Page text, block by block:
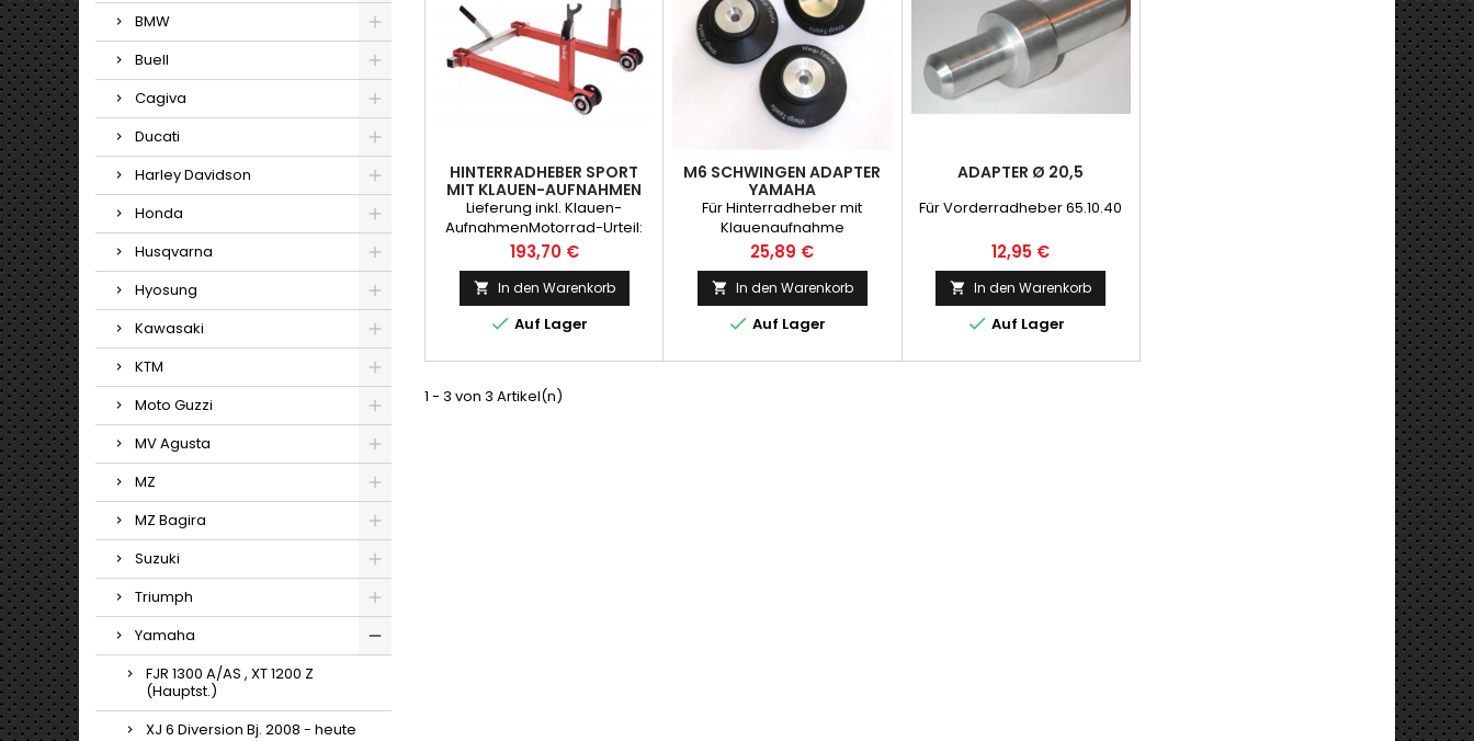
BMW
Buell
Cagiva
Ducati
Harley Davidson
Honda
Husqvarna
Hyosung
Kawasaki
KTM
Moto Guzzi
MV Agusta
MZ
MZ Bagira
Suzuki
Triumph
Yamaha
FJR 1300 A/AS , XT 1200 Z
(Hauptst.)
XJ 6 Diversion Bj. 2008 - heute
HINTERRADHEBER SPORT
MIT KLAUEN-AUFNAHMEN
Lieferung inkl. Klauen-
AufnahmenMotorrad-Urteil:
sehr gut2Räder-Urteil: sehr
gutMotorradfahrer
Empfehlung
Preis
193,70 €
 In den Warenkorb
 Auf Lager
M6 SCHWINGEN ADAPTER
YAMAHA
Für Hinterradheber mit
Klauenaufnahme
Preis
25,89 €
 In den Warenkorb
 Auf Lager
ADAPTER Ø 20,5
Für Vorderradheber 65.10.40
Preis
12,95 €
 In den Warenkorb
 Auf Lager
1 - 3 von 3 Artikel(n)